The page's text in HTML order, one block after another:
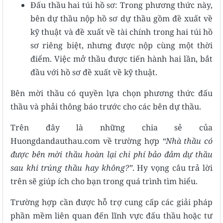
Đấu thầu hai túi hồ sơ: Trong phương thức này,
bên dự thầu nộp hồ sơ dự thầu gồm đề xuất về
kỹ thuật và đề xuất về tài chính trong hai túi hồ
sơ riêng biệt, nhưng được nộp cùng một thời
điểm. Việc mở thầu được tiến hành hai lần, bắt
đầu với hồ sơ đề xuất về kỹ thuật.
Bên mời thầu có quyền lựa chọn phương thức đấu
thầu và phải thông báo trước cho các bên dự thầu.
Trên đây là những chia sẻ của
Huongdandauthau.com về trường hợp “Nhà thầu có
được bên mời thầu hoàn lại chi phí bảo đảm dự thầu
sau khi trúng thầu hay không?”. Hy vọng câu trả lời
trên sẽ giúp ích cho bạn trong quá trình tìm hiểu.
Trường hợp cần được hỗ trợ cung cấp các giải pháp
phần mềm liên quan đến lĩnh vực đấu thầu hoặc tư